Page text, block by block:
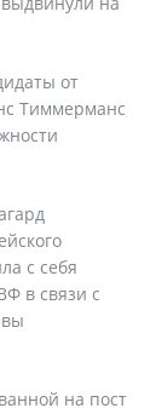
от
Тиммерманс
с себя
в связи с
на пост